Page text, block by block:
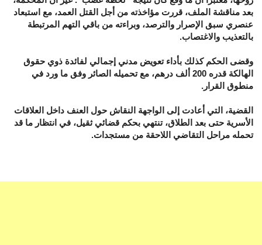
بعد مناقشة الملف، قررت مؤاخذته من أجل القتل العمد، مع استبعاد
عنصري سبق الإصرار والترصد، وبراءته من باقي التهم المرتبطة
بالتعذيب والاغتصاب.
وقضى الحكم كذلك بأداء تعويض مدني إجمالي لفائدة ذوي حقوق
الهالكة قدره 200 ألف درهم، مع تحميله الصائر وفق ما ورد في
منطوق القرار.
القضية، التي أعادت إلى الواجهة النقاش حول العنف داخل العلاقات
الأسرية حتى بعد الطلاق، تنتهي بحكم قضائي ثقيل، في انتظار ما قد
تحمله مراحل التقاضي اللاحقة من مستجدات.